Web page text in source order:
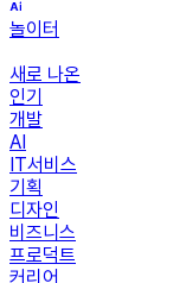
놀이터
새로 나온
인기
개발
AI
IT서비스
기획
디자인
비즈니스
프로덕트
커리어